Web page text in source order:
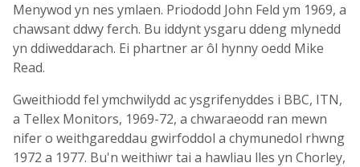
Menywod yn nes ymlaen. Priododd John Feld ym 1969, a
chawsant ddwy ferch. Bu iddynt ysgaru ddeng mlynedd
yn ddiweddarach. Ei phartner ar ôl hynny oedd Mike
Read.
Gweithiodd fel ymchwilydd ac ysgrifenyddes i BBC, ITN,
a Tellex Monitors, 1969-72, a chwaraeodd ran mewn
nifer o weithgareddau gwirfoddol a chymunedol rhwng
1972 a 1977. Bu'n weithiwr tai a hawliau lles yn Chorley,